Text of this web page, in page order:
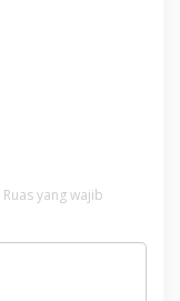
Ruas yang wajib